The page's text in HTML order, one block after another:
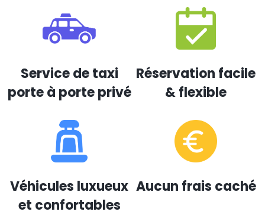
Service de taxi
porte à porte privé
Réservation facile
& flexible
Véhicules luxueux
et confortables
Aucun frais caché